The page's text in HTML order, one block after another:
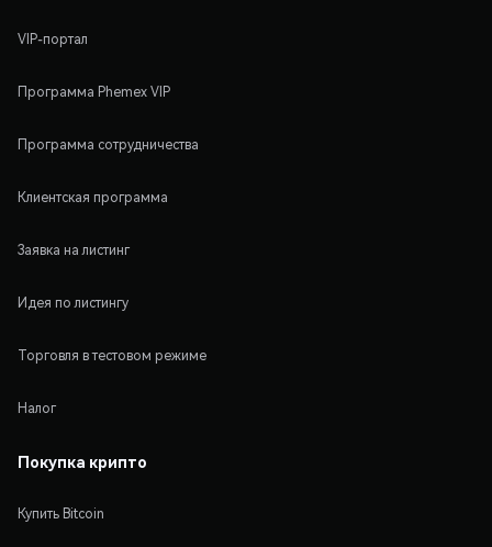
VIP-портал
Программа Phemex VIP
Программа сотрудничества
Клиентская программа
Заявка на листинг
Идея по листингу
Торговля в тестовом режиме
Налог
Покупка крипто
Купить Bitcoin